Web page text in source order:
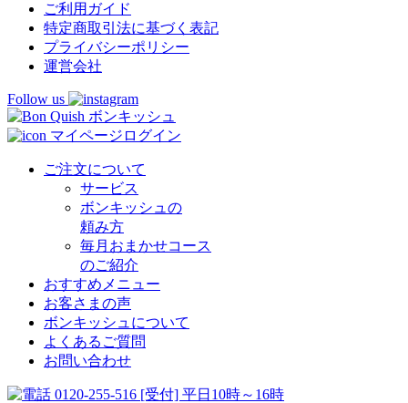
ご利用ガイド
特定商取引法に基づく表記
プライバシーポリシー
運営会社
Follow us
マイページログイン
ご注文について
サービス
ボンキッシュの
頼み方
毎月おまかせコース
のご紹介
おすすめメニュー
お客さまの声
ボンキッシュについて
よくあるご質問
お問い合わせ
0120-255-516 [受付] 平日10時～16時